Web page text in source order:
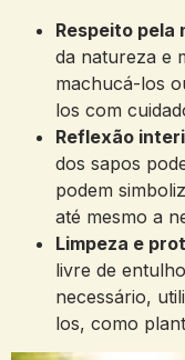
Respeito pela
da natureza e
machucá-los
los com
Reflexão
‍dos sapos
podem
até ‍mesmo a
Limpeza e
livre de
necessário,
los,​ como